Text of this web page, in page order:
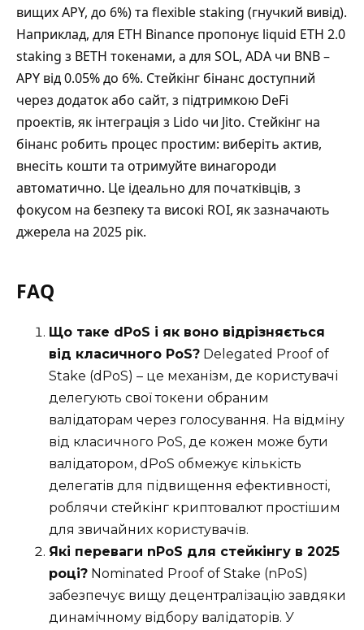
вищих APY, до 6%) та flexible staking (гнучкий вивід).
Наприклад, для ETH Binance пропонує liquid ETH 2.0
staking з BETH токенами, а для SOL, ADA чи BNB –
APY від 0.05% до 6%. Стейкінг бінанс доступний
через додаток або сайт, з підтримкою DeFi
проектів, як інтеграція з Lido чи Jito. Стейкінг на
бінанс робить процес простим: виберіть актив,
внесіть кошти та отримуйте винагороди
автоматично. Це ідеально для початківців, з
фокусом на безпеку та високі ROI, як зазначають
джерела на 2025 рік.
FAQ
Що таке dPoS і як воно відрізняється
від класичного PoS? Delegated Proof of
Stake (dPoS) – це механізм, де користувачі
делегують свої токени обраним
валідаторам через голосування. На відміну
від класичного PoS, де кожен може бути
валідатором, dPoS обмежує кількість
делегатів для підвищення ефективності,
роблячи стейкінг криптовалют простішим
для звичайних користувачів.
Які переваги nPoS для стейкінгу в 2025
році? Nominated Proof of Stake (nPoS)
забезпечує вищу децентралізацію завдяки
динамічному відбору валідаторів. У